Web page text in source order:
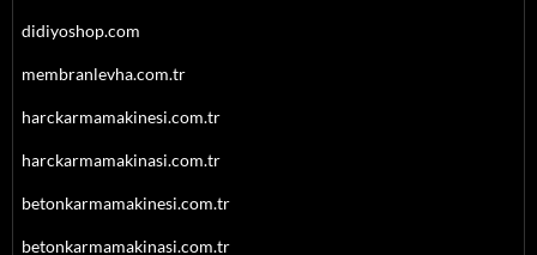
didiyoshop.com
membranlevha.com.tr
harckarmamakinesi.com.tr
harckarmamakinasi.com.tr
betonkarmamakinesi.com.tr
betonkarmamakinasi.com.tr